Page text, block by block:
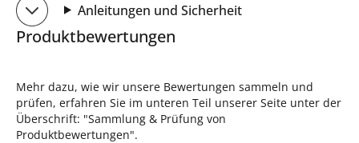
Anleitungen und Sicherheit
Produktbewertungen
Mehr dazu, wie wir unsere Bewertungen sammeln und
prüfen, erfahren Sie im unteren Teil unserer Seite unter der
Überschrift: "Sammlung & Prüfung von
Produktbewertungen".